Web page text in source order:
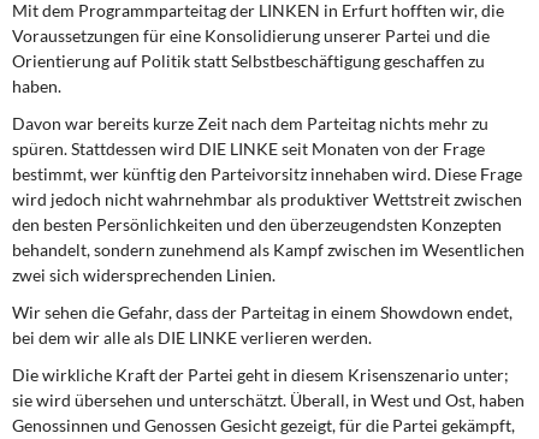
Mit dem Programmparteitag der LINKEN in Erfurt hofften wir, die
Voraussetzungen für eine Konsolidierung unserer Partei und die
Orientierung auf Politik statt Selbstbeschäftigung geschaffen zu
haben.
Davon war bereits kurze Zeit nach dem Parteitag nichts mehr zu
spüren. Stattdessen wird DIE LINKE seit Monaten von der Frage
bestimmt, wer künftig den Parteivorsitz innehaben wird. Diese Frage
wird jedoch nicht wahrnehmbar als produktiver Wettstreit zwischen
den besten Persönlichkeiten und den überzeugendsten Konzepten
behandelt, sondern zunehmend als Kampf zwischen im Wesentlichen
zwei sich widersprechenden Linien.
Wir sehen die Gefahr, dass der Parteitag in einem Showdown endet,
bei dem wir alle als DIE LINKE verlieren werden.
Die wirkliche Kraft der Partei geht in diesem Krisenszenario unter;
sie wird übersehen und unterschätzt. Überall, in West und Ost, haben
Genossinnen und Genossen Gesicht gezeigt, für die Partei gekämpft,